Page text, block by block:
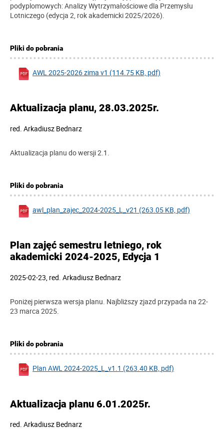
podyplomowych: Analizy Wytrzymałościowe dla Przemysłu
Lotniczego (edycja 2, rok akademicki 2025/2026).
Pliki do pobrania
AWL 2025-2026 zima v1 (114.75 KB, pdf)
Aktualizacja planu, 28.03.2025r.
red. Arkadiusz Bednarz
Aktualizacja planu do wersji 2.1.
Pliki do pobrania
awl_plan_zajec_2024-2025_L_v21 (263.05 KB, pdf)
Plan zajęć semestru letniego, rok
akademicki 2024-2025, Edycja 1
2025-02-23, red. Arkadiusz Bednarz
Poniżej pierwsza wersja planu. Najbliższy zjazd przypada na 22-
23 marca 2025.
Pliki do pobrania
Plan AWL 2024-2025_L_v1.1 (263.40 KB, pdf)
Aktualizacja planu 6.01.2025r.
red. Arkadiusz Bednarz